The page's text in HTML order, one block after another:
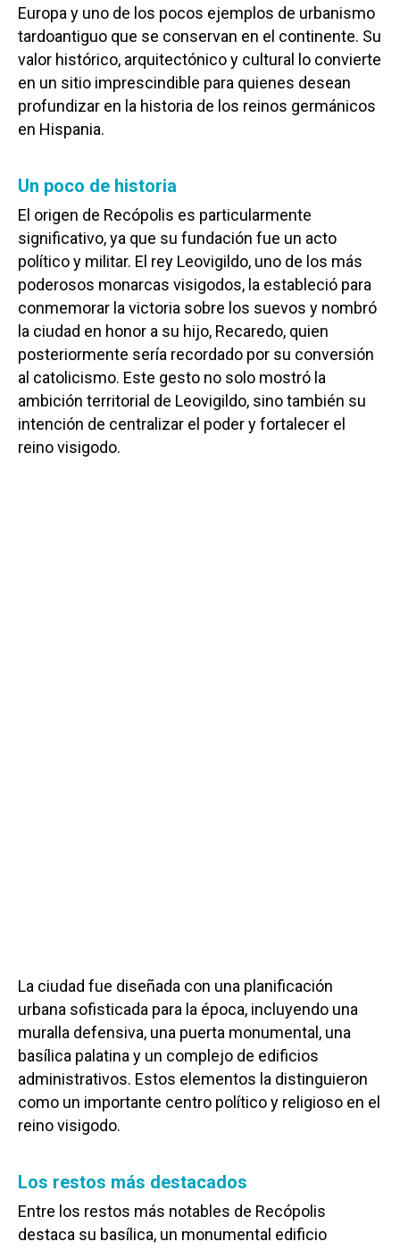
Europa y uno de los pocos ejemplos de urbanismo
tardoantiguo que se conservan en el continente. Su
valor histórico, arquitectónico y cultural lo convierte
en un sitio imprescindible para quienes desean
profundizar en la historia de los reinos germánicos
en Hispania.
Un poco de historia
El origen de Recópolis es particularmente
significativo, ya que su fundación fue un acto
político y militar. El rey Leovigildo, uno de los más
poderosos monarcas visigodos, la estableció para
conmemorar la victoria sobre los suevos y nombró
la ciudad en honor a su hijo, Recaredo, quien
posteriormente sería recordado por su conversión
al catolicismo. Este gesto no solo mostró la
ambición territorial de Leovigildo, sino también su
intención de centralizar el poder y fortalecer el
reino visigodo.
La ciudad fue diseñada con una planificación
urbana sofisticada para la época, incluyendo una
muralla defensiva, una puerta monumental, una
basílica palatina y un complejo de edificios
administrativos. Estos elementos la distinguieron
como un importante centro político y religioso en el
reino visigodo.
Los restos más destacados
Entre los restos más notables de Recópolis
destaca su basílica, un monumental edificio